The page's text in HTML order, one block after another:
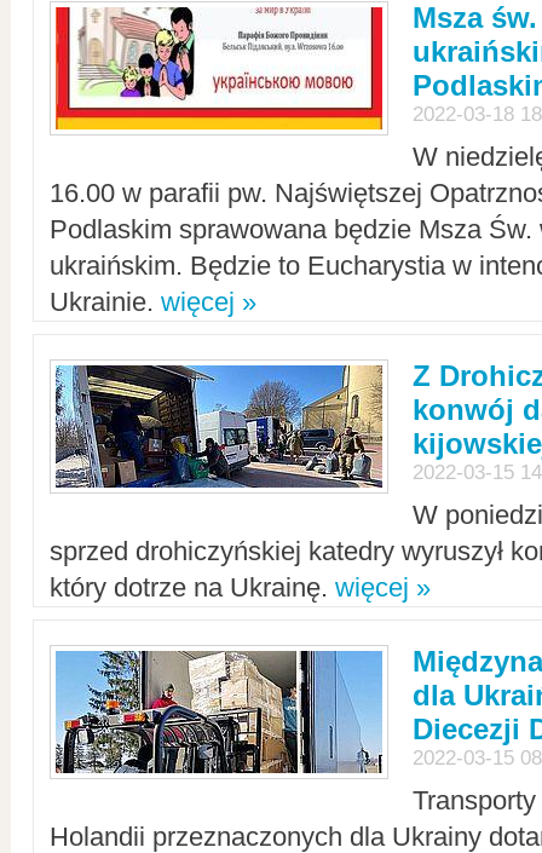
Msza
2022-03-18
W
16.00 w parafii pw. Najświętszej
Podlaskim sprawowana będzie Msza Św.
ukraińskim. Będzie to Eucharystia w
Ukrainie. więcej »
Z
konwój
2022-03-15
W
sprzed drohiczyńskiej katedry wyruszył
który dotrze na Ukrainę. więcej »
dla
Diecezji
2022-03-15
Holandii przeznaczonych dla Ukrainy